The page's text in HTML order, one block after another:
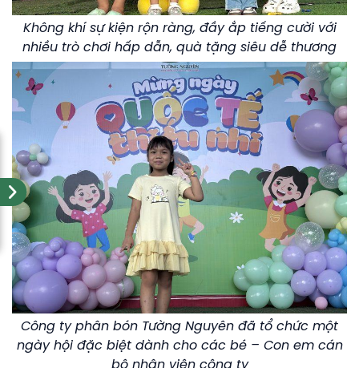
Không khí sự kiện rộn ràng, đầy ắp tiếng cười với
nhiều trò chơi hấp dẫn, quà tặng siêu dễ thương
Công ty phân bón Tường Nguyên đã tổ chức một
ngày hội đặc biệt dành cho các bé – Con em cán
bộ nhân viên công ty